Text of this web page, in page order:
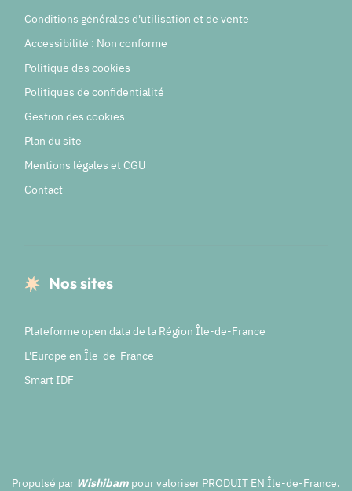
Conditions générales d'utilisation et de vente
Accessibilité : Non conforme
Politique des cookies
Politiques de confidentialité
Gestion des cookies
Plan du site
Mentions légales et CGU
Contact
Nos sites
Plateforme open data de la Région Île-de-France
L'Europe en Île-de-France
Smart IDF
Propulsé par Wishibam pour valoriser PRODUIT EN Île-de-France.